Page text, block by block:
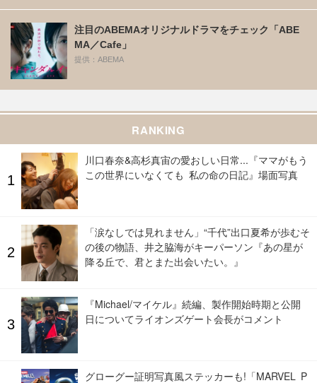
注目のABEMAオリジナルドラマをチェック「ABE
MA／Cafe」
提供：ABEMA
RANKING
川口春奈&高杉真宙の愛おしい日常...『ママがもう
この世界にいなくても 私の命の日記』場面写真
「涙なしでは見れません」“千代”出口夏希が歩むそ
の後の物語、井之脇海がキーパーソン『あの星が
降る丘で、君とまた出会いたい。』
『Michael/マイケル』続編、製作開始時期と公開
日についてライオンズゲート会長がコメント
グローグー証明写真風ステッカーも!「MARVEL P